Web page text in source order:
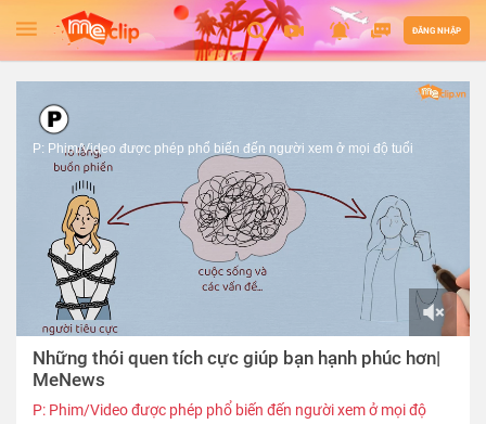
ĐĂNG NHẬP
03:20
P: Phim/Video được phép phổ biến đến người xem ở mọi độ tuổi
Những thói quen tích cực giúp bạn hạnh phúc hơn|
MeNews
P: Phim/Video được phép phổ biến đến người xem ở mọi độ